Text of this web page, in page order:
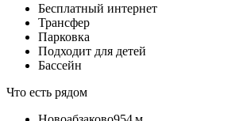
Бесплатный интернет
Трансфер
Парковка
Подходит для детей
Бассейн
Что есть рядом